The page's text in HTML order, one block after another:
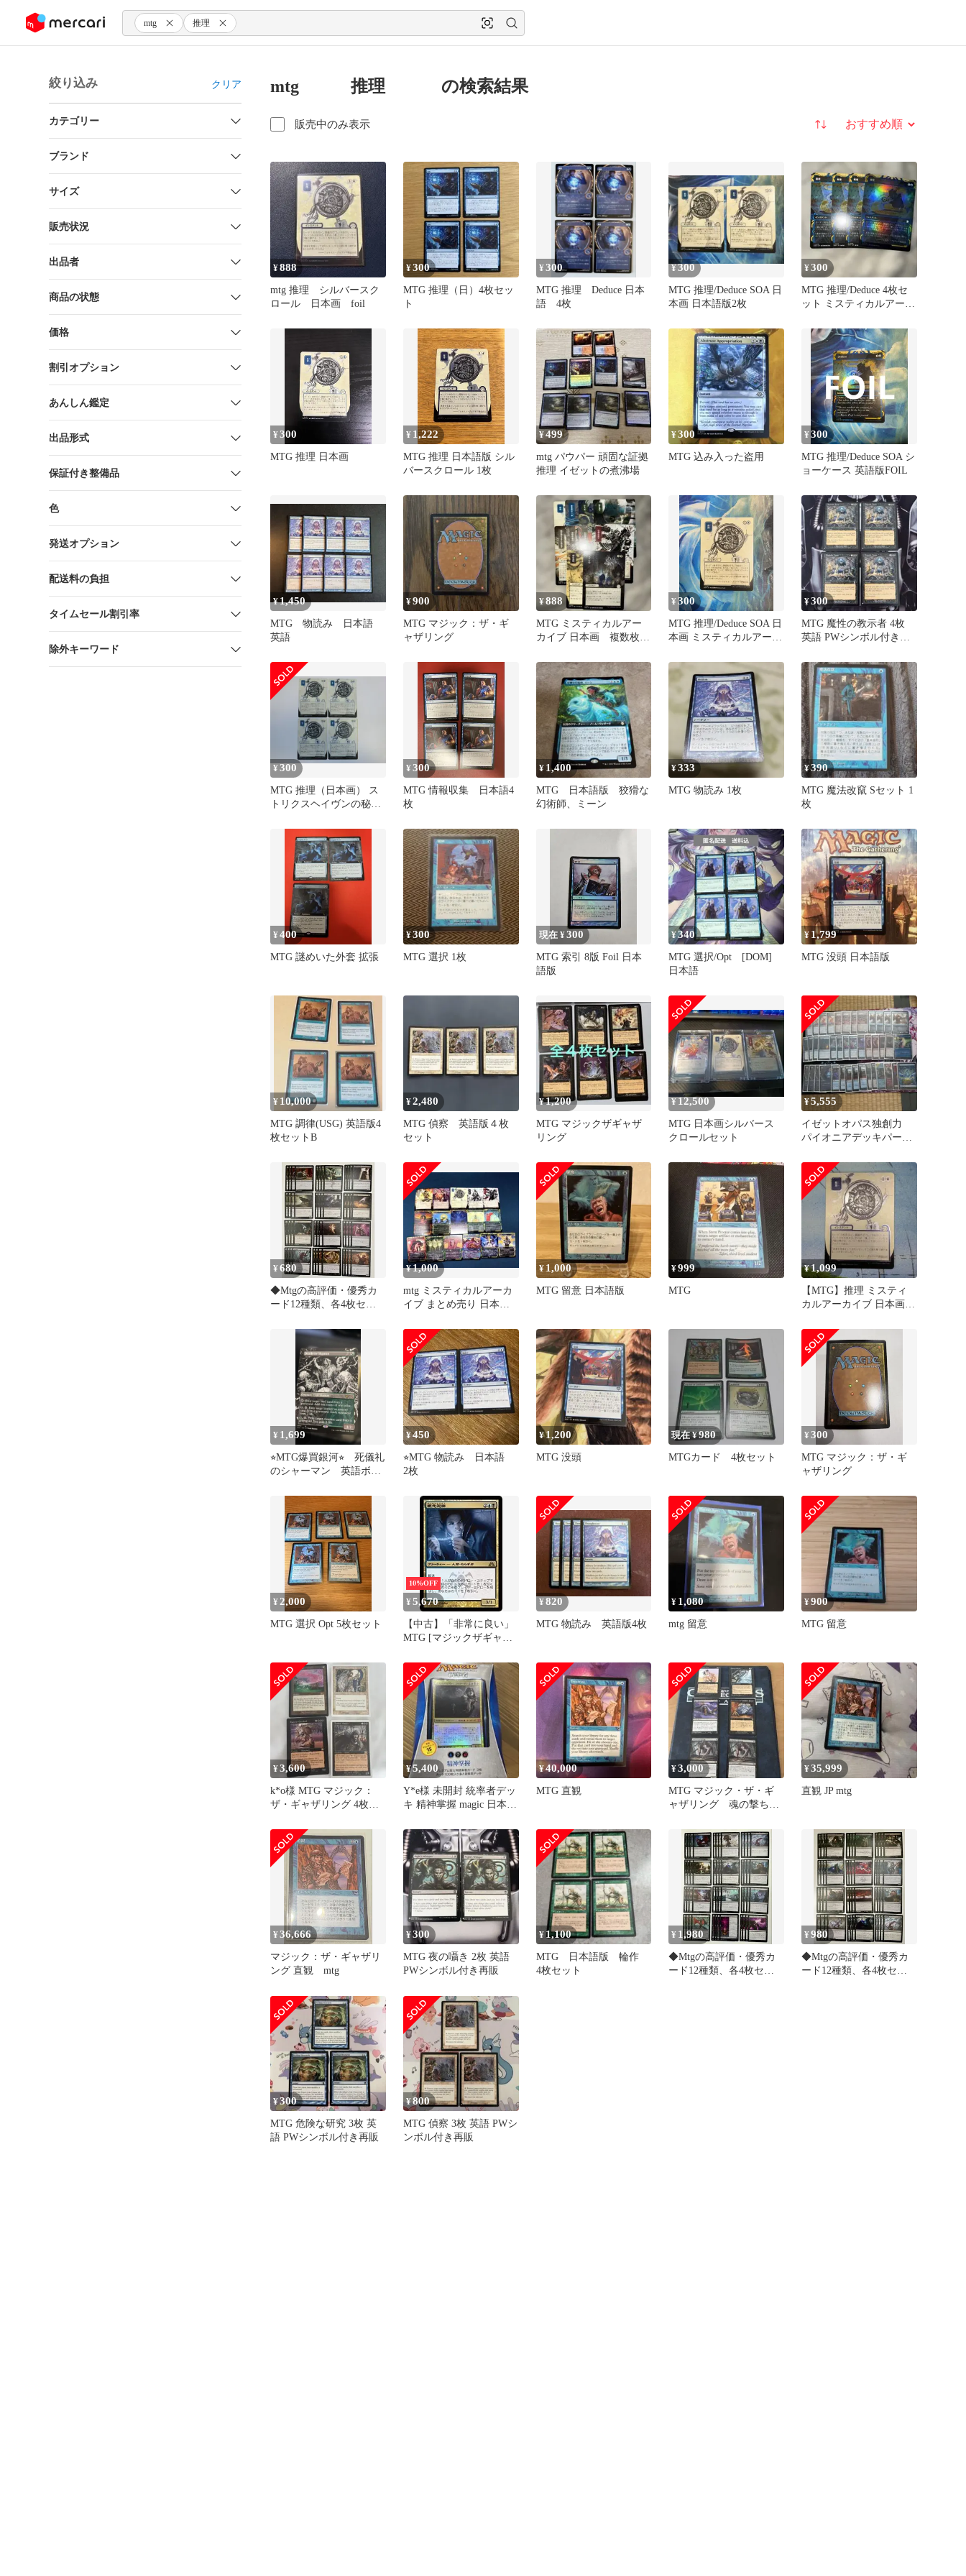
ツにスキップ mtg 推理
絞り込み クリア
カテゴリー
ブランド
サイズ
販売状況
出品者
商品の状態
価格
割引オプション
あんしん鑑定
出品形式
保証付き整備品
色
発送オプション
配送料の負担
タイムセール割引率
除外キーワード
mtg 推理 の検索結果
販売中のみ表示 並び替え
¥888
mtg 推理 シルバースク
ロール 日本画 foil
¥300
MTG 推理（日）4枚セッ
ト
¥300
MTG 推理 Deduce 日本
語 4枚
¥300
MTG 推理/Deduce SOA 日
本画 日本語版2枚
¥300
MTG 推理/Deduce 4枚セ
ット ミスティカルアーカ
¥300
MTG 推理 日本画
¥ 1,222
MTG 推理 日本語版 シル
バースクロール 1枚
¥499
mtg パウパー 頑固な証拠
推理 イゼットの煮沸場
¥300
MTG 込み入った盗用
¥300
MTG 推理/Deduce SOA シ
ョーケース 英語版FOIL
¥1,450
MTG 物読み 日本語
英語
¥900
MTG マジック：ザ・ギ
ャザリング
¥888
MTG ミスティカルアー
カイブ 日本画 複数枚セ
¥300
MTG 推理/Deduce SOA 日
本画 ミスティカルアーカ
¥300
MTG 魔性の教示者 4枚
英語 PWシンボル付き再
¥300
MTG 推理（日本画） ス
トリクスヘイヴンの秘密
日本語 4枚セット
¥300
MTG 情報収集 日本語4
枚
¥ 1,400
MTG 日本語版 狡猾な
幻術師、ミーン
¥333
MTG 物読み 1枚
¥390
MTG 魔法改竄 Sセット 1
枚
¥400
MTG 謎めいた外套 拡張
¥300
MTG 選択 1枚
現在 ¥300
MTG 索引 8版 Foil 日本
語版
¥340
MTG 選択/Opt [DOM]
日本語
¥ 1,799
MTG 没頭 日本語版
¥ 10,000
MTG 調律(USG) 英語版4
枚セットB
¥2,480
MTG 偵察 英語版４枚
セット
¥1,200
MTG マジックザギャザ
リング
¥ 12,500
MTG 日本画シルバース
クロールセット
¥5,555
イゼットオパス独創力
パイオニアデッキパー
ング MTG
¥680
◆Mtgの高評価・優秀カ
ード12種類、各4枚セッ
¥1,000
mtg ミスティカルアーカ
イブ まとめ売り 日本画
密
¥ 1,000
MTG 留意 日本語版
¥999
MTG
¥1,099
【MTG】推理 ミスティ
カルアーカイブ 日本画
¥ 1,699
⭐︎MTG爆買銀河⭐︎ 死儀礼
のシャーマン 英語ボー
¥450
⭐︎MTG 物読み 日本語
2枚
¥1,200
MTG 没頭
現在 ¥980
MTGカード 4枚セット
¥300
MTG マジック：ザ・ギ
ャザリング
¥ 2,000
MTG 選択 Opt 5枚セット
10%OFF
¥5,670
【中古】「非常に良い」
MTG [マジックザギャザ
[ドラゴンの迷路] 収録カ
ード
¥820
MTG 物読み 英語版4枚
¥ 1,080
mtg 留意
¥900
MTG 留意
¥3,600
k*o様 MTG マジック：
ザ・ギャザリング 4枚セ
¥5,400
Y*e様 未開封 統率者デッ
キ 精神掌握 magic 日本語
¥40,000
MTG 直観
¥3,000
MTG マジック・ザ・ギ
ャザリング 魂の撃ち込
¥35,999
直観 JP mtg
¥36,666
マジック：ザ・ギャザリ
ング 直観 mtg
¥300
MTG 夜の囁き 2枚 英語
PWシンボル付き再販
¥1,100
MTG 日本語版 輪作
4枚セット
¥ 1,980
◆Mtgの高評価・優秀カ
ード12種類、各4枚セッ
¥980
◆Mtgの高評価・優秀カ
ード12種類、各4枚セッ
¥300
MTG 危険な研究 3枚 英
語 PWシンボル付き再販
¥800
MTG 偵察 3枚 英語 PWシ
ンボル付き再販